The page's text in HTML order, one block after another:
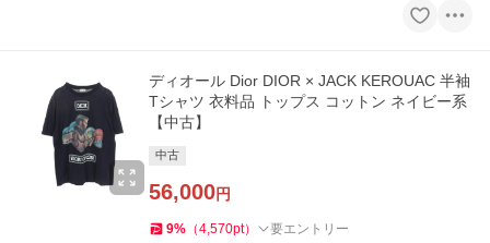
ディオール Dior DIOR × JACK KEROUAC 半袖
Tシャツ 衣料品 トップス コットン ネイビー系
【中古】
中古
56,000円
9% （4,570pt） 要エントリー